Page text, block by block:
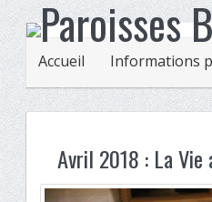
Accueil Informations
Avril 2018 : La